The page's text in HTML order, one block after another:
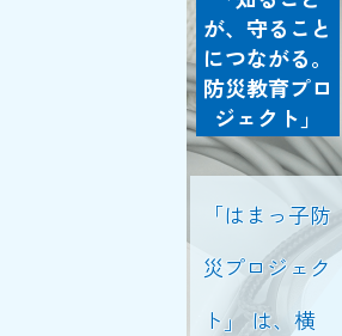
が、守ること
につながる。
防災教育プロ
ジェクト」
「はまっ子防
災プロジェク
ト」 は、 横